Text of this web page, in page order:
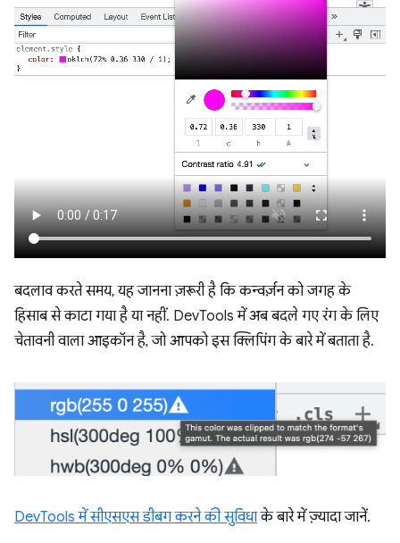
बदलाव करते समय, यह जानना ज़रूरी है कि कन्वर्ज़न को जगह के
हिसाब से काटा गया है या नहीं. DevTools में अब बदले गए रंग के लिए
चेतावनी वाला आइकॉन है, जो आपको इस क्लिपिंग के बारे में बताता है.
DevTools में सीएसएस डीबग करने की सुविधाके बारे में ज़्यादा जानें.